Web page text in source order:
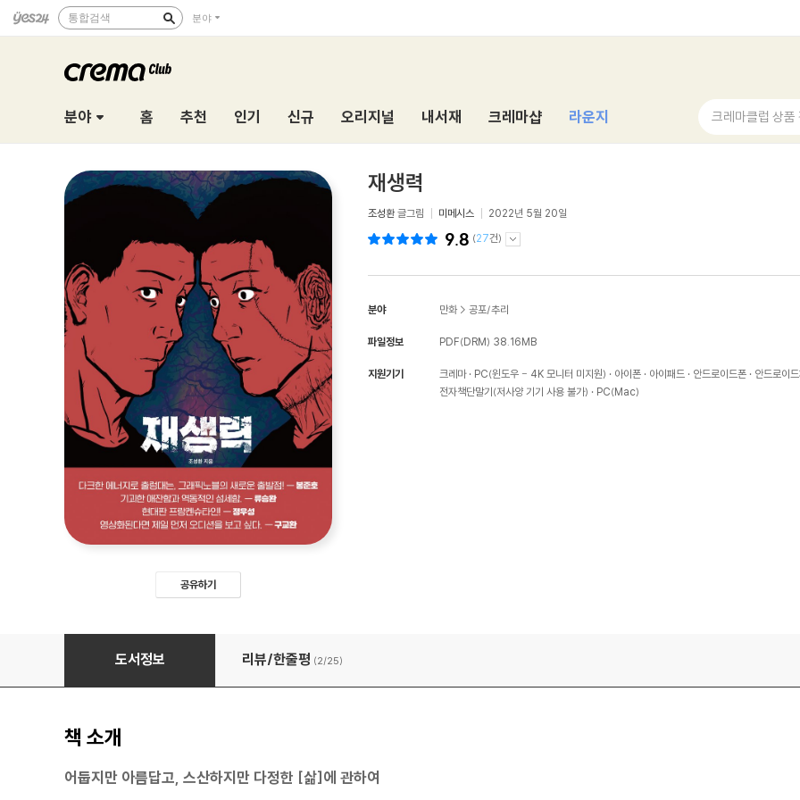
통합검색 분야
분야 홈 추천 인기 신규 오리지널 내서재 크레마샵 라운지 크레마클럽 상품
공유하기
재생력
조성환 글그림 미메시스 2022년 5월 20일
9.8 (27건)
분야 만화 > 공포/추리
파일정보 PDF(DRM) 38.16MB
지원기기 크레마 PC(윈도우 - 4K 모니터 미지원) 아이폰 아이패드 안드로이드폰
안드로이
전자책단말기(저사양 기기 사용 불가)
PC(Mac)
도서정보 리뷰/한줄평 (2/25)
책 소개
어둡지만 아름답고, 스산하지만 다정한 [삶]에 관하여